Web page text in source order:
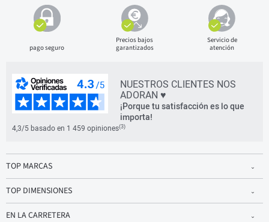
pago seguro
Precios bajos
garantizados
Servicio de
atención
NUESTROS CLIENTES NOS
ADORAN ♥
¡Porque tu satisfacción es lo que
importa!
4,3/5 basado en 1 459 opiniones(3)
TOP MARCAS
TOP DIMENSIONES
EN LA CARRETERA